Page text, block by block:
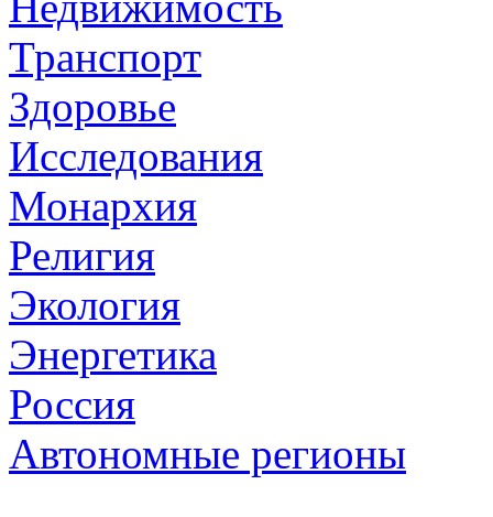
Транспорт
Здоровье
Исследования
Монархия
Религия
Экология
Энергетика
Россия
Автономные регионы